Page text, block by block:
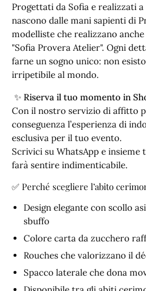
Progettati da Sofia e realizzati
nascono dalle mani sapienti di
modelliste che realizzano
"Sofia Provera Atelier". Ogni
farne un sogno unico: non
irripetibile al mondo.
✨ Riserva il tuo momento in
Con il nostro servizio di affitto
conseguenza l’esperienza di
esclusiva per il tuo evento.
Scrivici su WhatsApp e
farà sentire indimenticabile.
✅ Perché scegliere l’abito
Design elegante con scollo
sbuffo
Colore carta da zucchero
Rouches che valorizzano il
Spacco laterale che dona